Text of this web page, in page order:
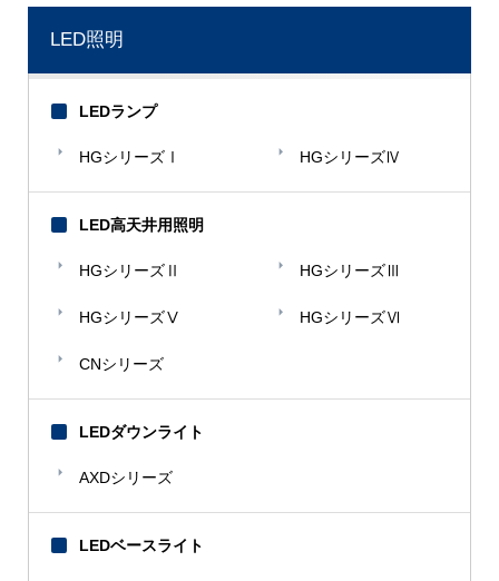
LED照明
LEDランプ
HGシリーズⅠ HGシリーズⅣ
LED高天井用照明
HGシリーズⅡ HGシリーズⅢ
HGシリーズⅤ HGシリーズⅥ
CNシリーズ
LEDダウンライト
AXDシリーズ
LEDベースライト